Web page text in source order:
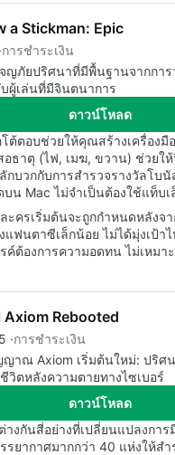
a Stickman: Epic
การชำระเงิน
ญภัยปริศนาที่มีพื้นฐานจากกา
ผู้เล่นที่มีจินตนาการ
ดาวน์โหลด
ต้ตอบช่วยให้คุณสร้างเครื่องมื
อธาตุ (ไฟ, เมฆ, ขวาน) ช่วยใ
บวกกับการสำรวจรางวัลโบ
น Mac ไม่จำเป็นต้องใช้แท็บ
ะครเริ่มต้นจะถูกกำหนดหลังจา
ฟนตาซีเล็กน้อย ไม่ได้มุ่งเป้าไ
ต้องการความอดทน ไม่เหมา
Axiom Rebooted
การชำระเงิน
าณ Axiom เริ่มต้นใหม่: ปริศ
วิตหลังความตายทางไซเบอร์
ดาวน์โหลด
างกันสี่อย่างที่เปลี่ยนแปลงกา
ยากาศมากกว่า 40 แห่งให้สำ